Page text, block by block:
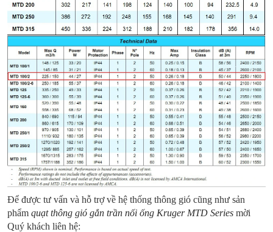
Để được tư vấn và hỗ trợ về hệ thống thông gió cũng như sản
phẩm quạt thông gió gắn trần nối ống Kruger MTD Series mời
Quý khách liên hệ: